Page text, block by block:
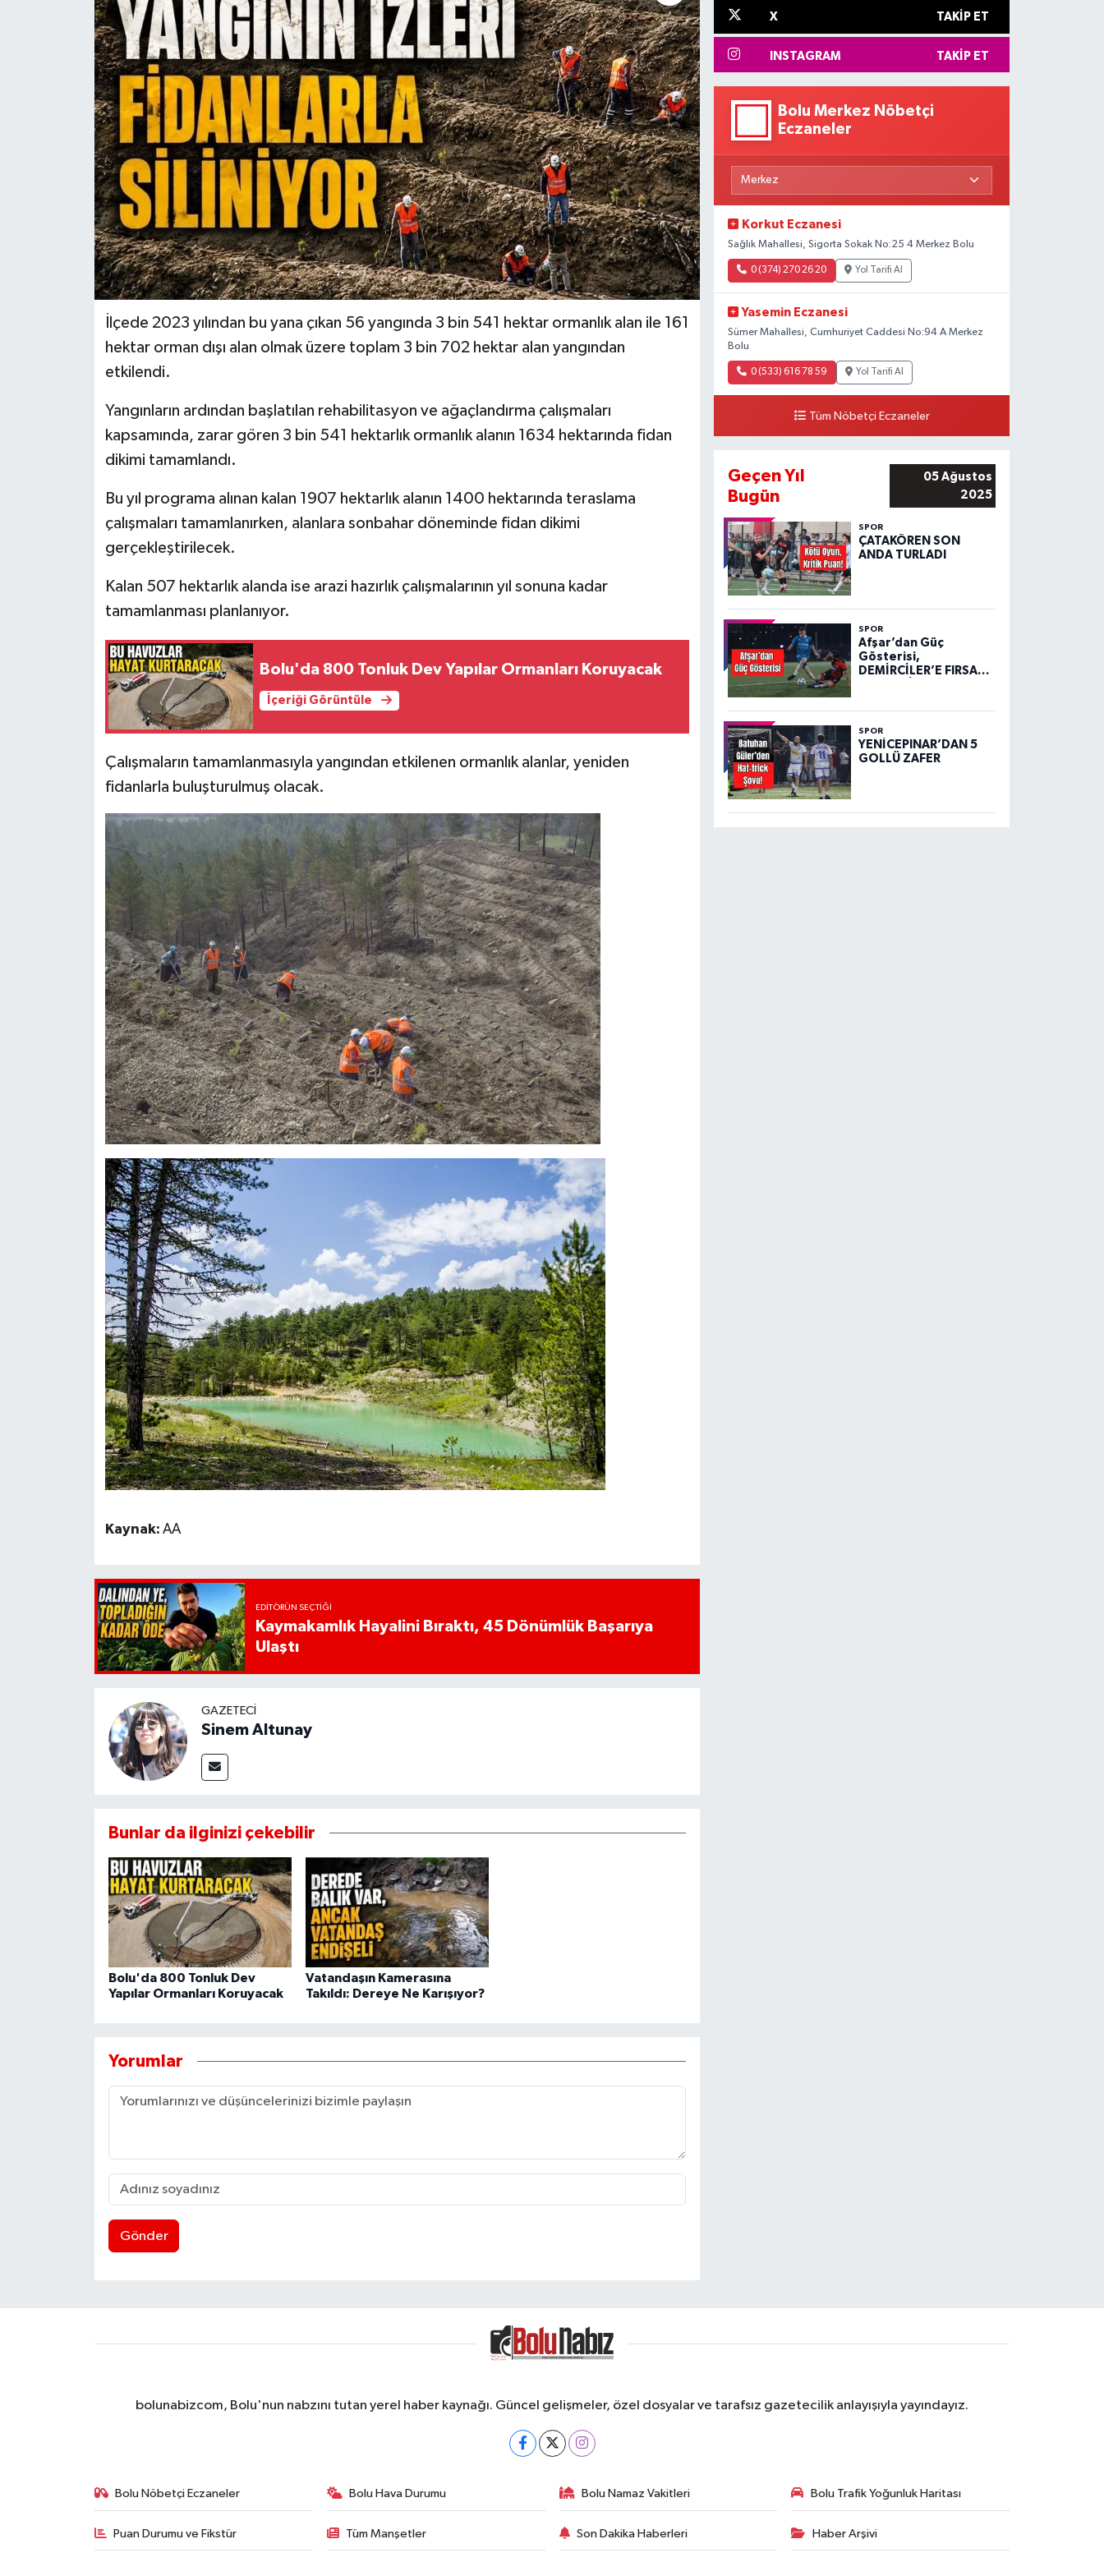
İlçede 2023 yılından bu yana çıkan 56 yangında 3 bin 541 hektar ormanlık alan ile 161
hektar orman dışı alan olmak üzere toplam 3 bin 702 hektar alan yangından
etkilendi.
Yangınların ardından başlatılan rehabilitasyon ve ağaçlandırma çalışmaları
kapsamında, zarar gören 3 bin 541 hektarlık ormanlık alanın 1634 hektarında fidan
dikimi tamamlandı.
Bu yıl programa alınan kalan 1907 hektarlık alanın 1400 hektarında teraslama
çalışmaları tamamlanırken, alanlara sonbahar döneminde fidan dikimi
gerçekleştirilecek.
Kalan 507 hektarlık alanda ise arazi hazırlık çalışmalarının yıl sonuna kadar
tamamlanması planlanıyor.
Bolu'da 800 Tonluk Dev Yapılar Ormanları Koruyacak
İçeriği Görüntüle
Çalışmaların tamamlanmasıyla yangından etkilenen ormanlık alanlar, yeniden
fidanlarla buluşturulmuş olacak.
Kaynak: AA
EDITÖRÜN SEÇTIĞI
Kaymakamlık Hayalini Bıraktı, 45 Dönümlük Başarıya
Ulaştı
GAZETECI
Sinem Altunay
Bunlar da ilginizi çekebilir
Bolu'da 800 Tonluk Dev
Yapılar Ormanları Koruyacak
Vatandaşın Kamerasına
Takıldı: Dereye Ne Karışıyor?
Yorumlar
Gönder
X TAKIP ET
INSTAGRAM TAKIP ET
Bolu Merkez Nöbetçi
Eczaneler
Korkut Eczanesi
Sağlık Mahallesi, Sigorta Sokak No:25 4 Merkez Bolu
0 (374) 270 26 20 Yol Tarifi Al
Yasemin Eczanesi
Sümer Mahallesi, Cumhuriyet Caddesi No:94 A Merkez
Bolu
0 (533) 616 78 59 Yol Tarifi Al
Tüm Nöbetçi Eczaneler
Geçen Yıl
Bugün
05 Ağustos
2025
SPOR
ÇATAKÖREN SON
ANDA TURLADI
SPOR
Afşar’dan Güç
Gösterisi,
DEMİRCİLER’E FIRSAT
SPOR
YENİCEPINAR’DAN 5
GOLLÜ ZAFER
bolunabizcom, Bolu'nun nabzını tutan yerel haber kaynağı. Güncel gelişmeler, özel dosyalar ve tarafsız gazetecilik anlayışıyla yayındayız.
Bolu Nöbetçi Eczaneler Bolu Hava Durumu Bolu Namaz Vakitleri Bolu Trafik Yoğunluk Haritası
Puan Durumu ve Fikstür Tüm Manşetler Son Dakika Haberleri Haber Arşivi